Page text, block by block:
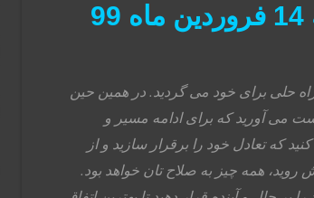
حلی برای خود می گردید. در همین حین
می آورید که برای ادامه مسیر و
که تعادل خود را برقرار سازید و از
روید، همه چیز به صلاح تان خواهد بود.